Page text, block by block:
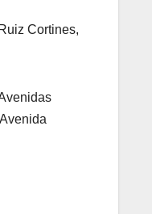
Cortines,